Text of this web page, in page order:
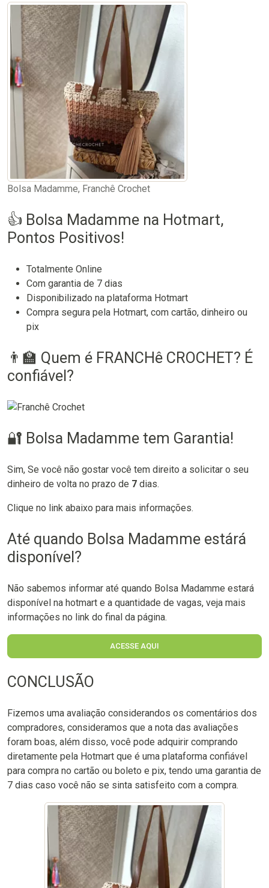
Bolsa Madamme, Franchê Crochet
👍 Bolsa Madamme na Hotmart,
Pontos Positivos!
Totalmente Online
Com garantia de 7 dias
Disponibilizado na plataforma Hotmart
Compra segura pela Hotmart, com cartão, dinheiro ou
pix
👨‍🏫 Quem é FRANCHê CROCHET? É
confiável?
🔐 Bolsa Madamme tem Garantia!
Sim, Se você não gostar você tem direito a solicitar o seu
dinheiro de volta no prazo de 7 dias.
Clique no link abaixo para mais informações.
Até quando Bolsa Madamme estárá
disponível?
Não sabemos informar até quando Bolsa Madamme estará
disponível na hotmart e a quantidade de vagas, veja mais
informações no link do final da página.
ACESSE AQUI
CONCLUSÃO
Fizemos uma avaliação considerandos os comentários dos
compradores, consideramos que a nota das avaliações
foram boas, além disso, você pode adquirir comprando
diretamente pela Hotmart que é uma plataforma confiável
para compra no cartão ou boleto e pix, tendo uma garantia de
7 dias caso você não se sinta satisfeito com a compra.